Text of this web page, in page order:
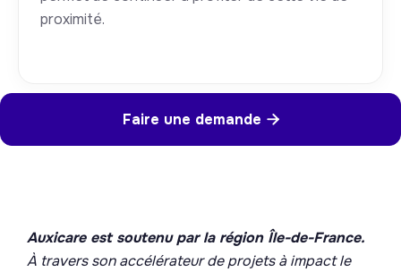
proximité.
Faire une demande 
Auxicare est soutenu par la région Île-de-France.
À travers son accélérateur de projets à impact le